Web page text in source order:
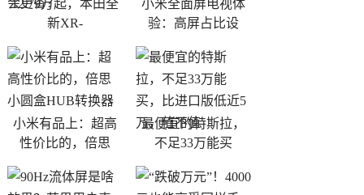
12.79万起，本田全
新XR-
小米全面屏电视体
验：高屏占比设
小米有品上：超高
性价比的，倍思
最便宜的特斯拉，
不足33万能买